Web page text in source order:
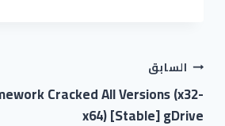
السابق
Cracked All Versions (x32-
x64) [Stable] gDrive